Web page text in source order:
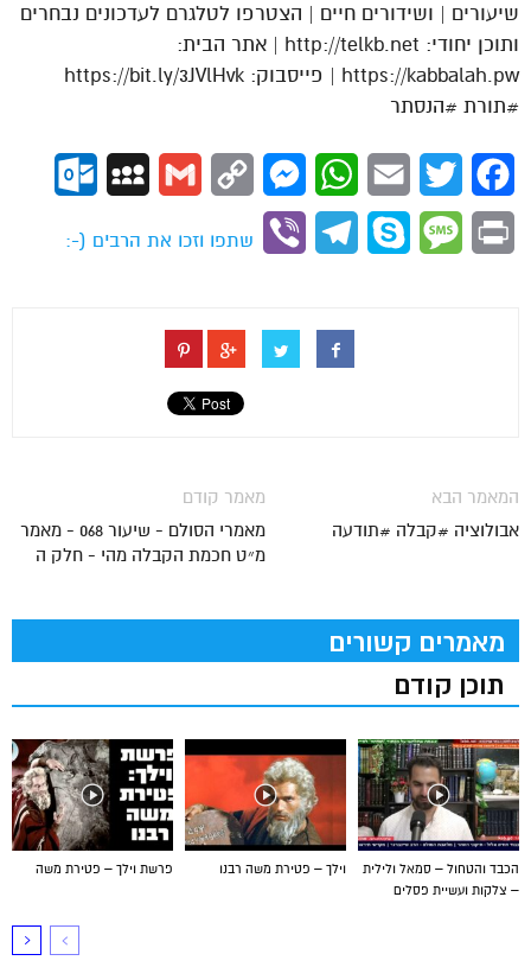
שיעורים | ושידורים חיים | הצטרפו לטלגרם לעדכונים נבחרים
ותוכן יחודי: http://telkb.net | אתר הבית:
https://kabbalah.pw | פייסבוק: https://bit.ly/3JVlHvk
#תורת #הנסתר
Facebook
Twitter
Email
WhatsApp
Messenger
Copy
Gmail
MySpace
Print
Message
Skype
Telegram
Viber
שתפו וזכו את הרבים (-:
מאמר קודם
מאמרי הסולם - שיעור 068 - מאמר
מ״ט חכמת הקבלה מהי - חלק ה
המאמר הבא
אבולוציה #קבלה #תודעה
מאמרים קשורים
תוכן קודם
פרשת וילך – פטירת משה וילך – פטירת משה רבנו
הכבד והטחול – סמאל ולילית
– צלקות ועשיית פסלים